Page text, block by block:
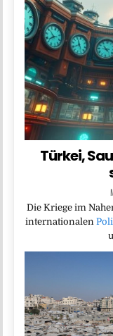
Türkei,
Die Kriege im
internationalen